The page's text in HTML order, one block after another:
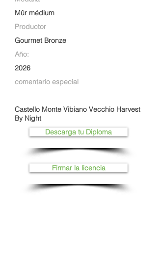
Mûr médium
Productor
Gourmet Bronze
Año:
2026
comentario especial
Castello Monte Vibiano Vecchio Harvest
By Night
Descarga tu Diploma
Firmar la licencia